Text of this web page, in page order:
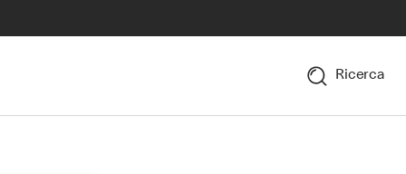
Ricerca